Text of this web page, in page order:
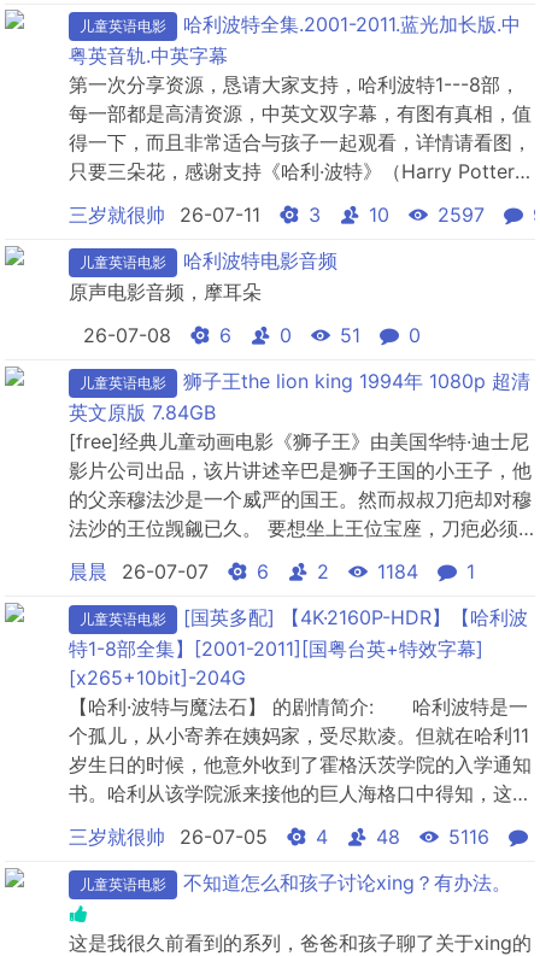
儿童英语电影
哈利波特全集.2001-2011.蓝光加长版.中
粤英音轨.中英字幕
第一次分享资源，恳请大家支持，哈利波特1---8部，
每一部都是高清资源，中英文双字幕，有图有真相，值
得一下，而且非常适合与孩子一起观看，详情请看图，
只要三朵花，感谢支持《哈利·波特》（Harry Potter）
是英国作家J·K·罗琳（J. K. Rowling）于1997～2007
年所著的魔幻文学系列小说，共7部。其中前六部以霍
格沃茨魔法学校（Hogwarts School of Witchcra...
三岁就很帅 26-07-11 3 10 2597
儿童英语电影
哈利波特电影音频
原声电影音频，摩耳朵
26-07-08
6 0 51 0
儿童英语电影
狮子王the lion king 1994年 1080p 超清
英文原版 7.84GB
[free]经典儿童动画电影《狮子王》由美国华特·迪士尼
影片公司出品，该片讲述辛巴是狮子王国的小王子，他
的父亲穆法沙是一个威严的国王。然而叔叔刀疤却对穆
法沙的王位觊觎已久。 要想坐上王位宝座，刀疤必须
除去小王子，于是，刀疤利用种种借口让辛巴外出，然
后伺机大开杀戒，无奈被穆法沙即时来救。在反复的算
计下，穆法沙惨死在刀疤手下，刀疤别有用心的劝辛巴
离开，一方面派人将他赶尽杀绝。 辛巴逃亡中遇到了
机智的丁...
晨晨 26-07-07 6 2 1184 1
儿童英语电影
[国英多配] 【4K·2160P-HDR】【哈利波
特1-8部全集】[2001-2011][国粤台英+特效字幕]
[x265+10bit]-204G
【哈利·波特与魔法石】 的剧情简介: 哈利波特是一
个孤儿，从小寄养在姨妈家，受尽欺凌。但就在哈利11
岁生日的时候，他意外收到了霍格沃茨学院的入学通知
书。哈利从该学院派来接他的巨人海格口中得知，这是
一间魔法学院，并得知了自己的身世，原来哈利的父母
都是伟大的魔法师，在对付伏地魔的战斗中双双献身，
唯有哈利幸免于难。哈利进入霍格沃茨后，表现出了超
乎想象的飞行天赋，得到麦格教授的推荐进入了格兰芬
多的魁地奇...
三岁就很帅 26-07-05 4 48 5116
儿童英语电影 不知道怎么和孩子讨论xing？有办法。
这是我很久前看到的系列，爸爸和孩子聊了关于xing的